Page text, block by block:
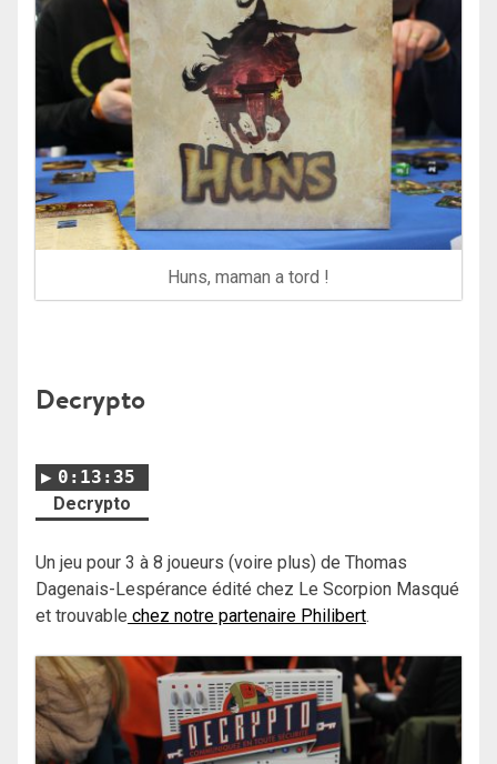
Huns, maman a tord !
Decrypto
0:13:35
Decrypto
Un jeu pour 3 à 8 joueurs (voire plus) de Thomas
Dagenais-Lespérance édité chez Le Scorpion Masqué
et trouvable chez notre partenaire Philibert.